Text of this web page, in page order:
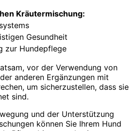
Kräutermischung:
Gesundheit
zur Hundepflege
vor der Verwendung von
anderen Ergänzungen mit
um sicherzustellen, dass sie
sind.
und der Unterstützung
können Sie Ihrem Hund